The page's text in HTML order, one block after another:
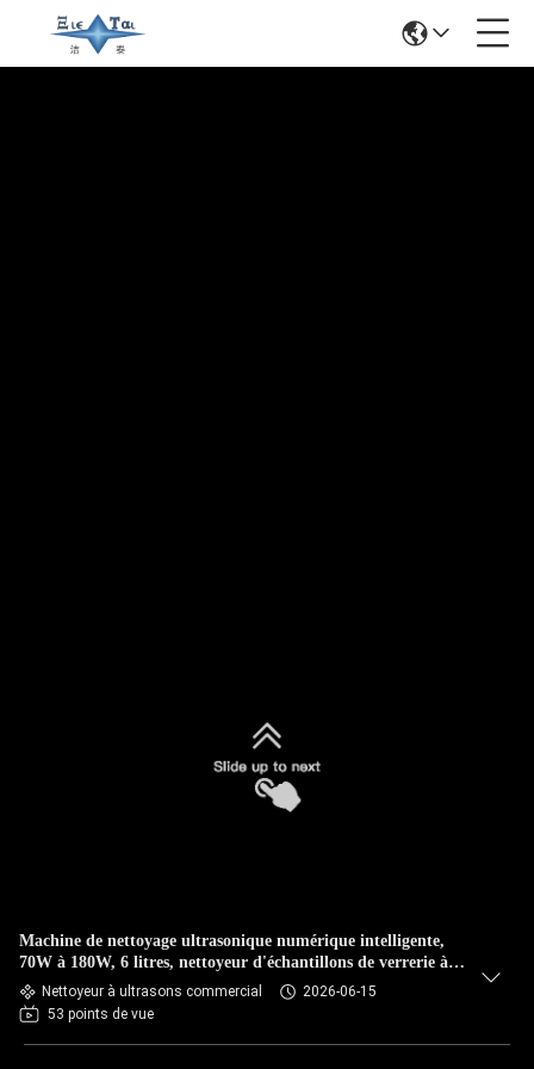
Machine de nettoyage ultrasonique numérique intelligente,
70W à 180W, 6 litres, nettoyeur d'échantillons de verrerie à
double usage en laboratoire Commercial
Nettoyeur à ultrasons commercial
2026-06-15
53 points de vue